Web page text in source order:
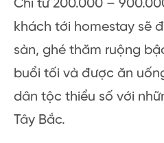
Chỉ từ 200.000 –
khách tới homestay sẽ
sàn, ghé thăm ruộng
buổi tối và được ăn
dân tộc thiểu số với
Tây Bắc.